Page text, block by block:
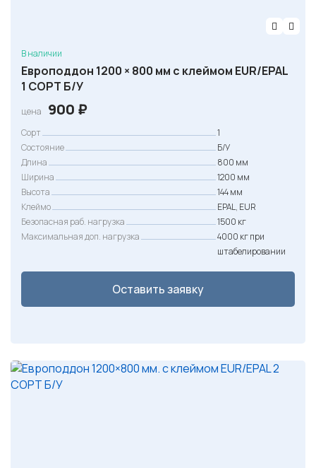
В наличии
Европоддон 1200 × 800 мм с клеймом EUR/EPAL
1 СОРТ Б/У
цена 900 ₽
Сорт
1
Состояние
Б/У
Длина
800 мм
Ширина
1200 мм
Высота
144 мм
Клеймо
EPAL, EUR
Безопасная раб. нагрузка
1500 кг
Максимальная доп. нагрузка
4000 кг при
штабелировании
Оставить заявку